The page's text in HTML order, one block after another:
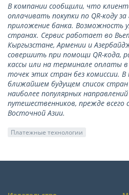
В компании сообщили, что
оплачивать покупки по QR-коду
приложение банка. Возможность
странах. Сервис работает во
Кыргызстане, Армении и
совершить при помощи QR-кода,
кассы или на терминале оплаты
точек этих стран без комиссии.
ближайшем будущем список
наиболее популярных направлений
путешественников, прежде
Восточной Азии.
Платежные технологии